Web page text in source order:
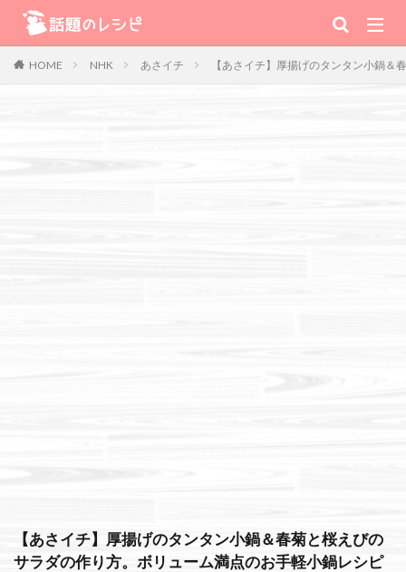
HOME NHK あさイチ 【あさイチ】厚揚げのタンタン小鍋
【あさイチ】厚揚げのタンタン小鍋＆春菊と桜えびの
サラダの作り方。ボリューム満点のお手軽小鍋レシピ
キーワード